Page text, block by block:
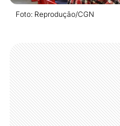
Foto: Reprodução/CGN